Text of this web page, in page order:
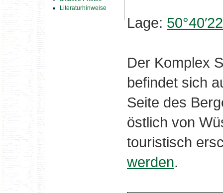
Literaturhinweise
Lage:
Der Komplex
befindet sich
Seite des
östlich von
touristisch
werden.